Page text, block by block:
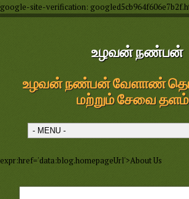
google-site-verification:
உழவன் நண்பன்
உழவன் நண்பன் வேளாண்
மற்றும் சேவை
expr:href='data:blog.homepageUrl'>About Us